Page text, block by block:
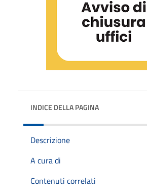
INDICE DELLA PAGINA
Descrizione
A cura di
Contenuti correlati